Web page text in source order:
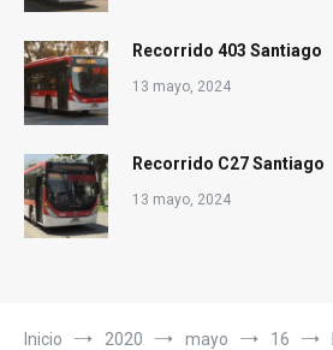
Recorrido 403 Santiago
13 mayo, 2024
Recorrido C27 Santiago
13 mayo, 2024
Inicio 2020 mayo 16